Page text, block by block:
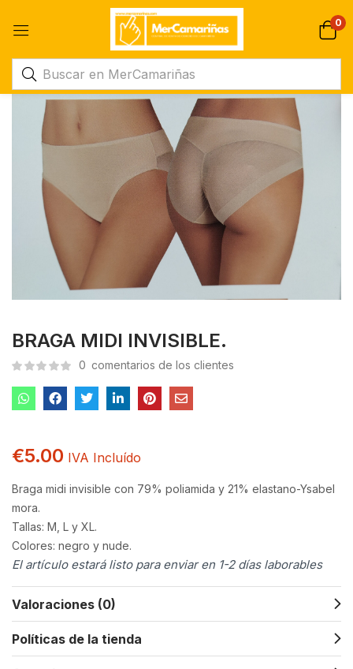
0
BRAGA MIDI INVISIBLE.
0 comentarios de los clientes
€5.00 IVA Incluído
Braga midi invisible con 79% poliamida y 21% elastano-Ysabel
mora.
Tallas: M, L y XL.
Colores: negro y nude.
El artículo estará listo para enviar en 1-2 días laborables
Valoraciones (0)
Políticas de la tienda